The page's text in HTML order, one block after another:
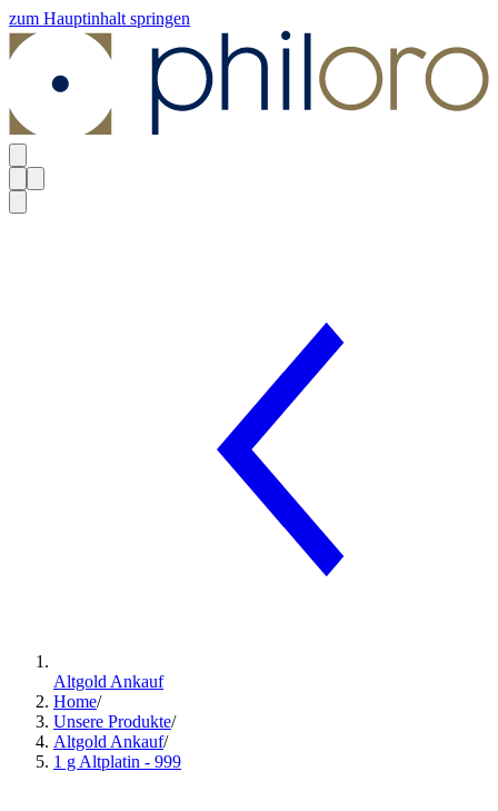
zum Hauptinhalt springen
Altgold Ankauf
Home/
Unsere Produkte/
Altgold Ankauf/
1 g Altplatin - 999